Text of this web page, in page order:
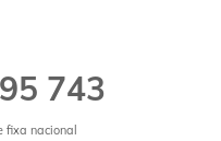
743
fixa nacional